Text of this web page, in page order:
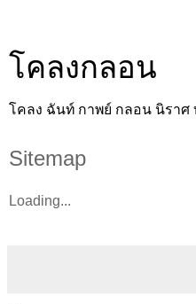
โคลงกลอน
โคลง ฉันท์ กาพย์ กลอน นิราศ
Sitemap
Loading...